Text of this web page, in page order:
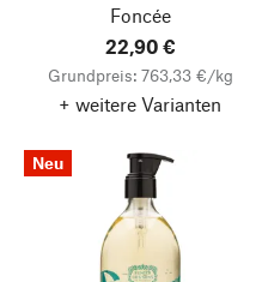
Foncée
22,90 €
Grundpreis: 763,33 €/kg
+ weitere Varianten
Neu